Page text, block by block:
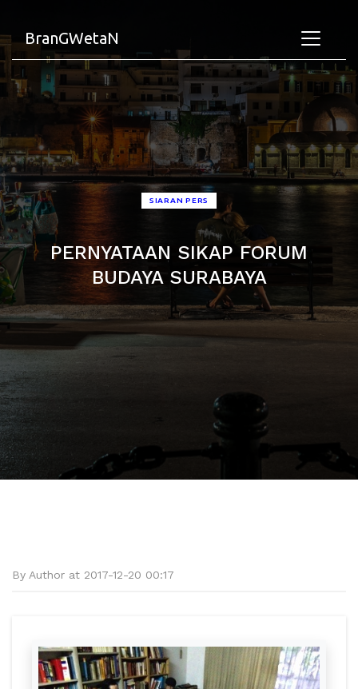
BranGWetaN
SIARAN PERS
PERNYATAAN SIKAP FORUM
BUDAYA SURABAYA
By Author at 2017-12-20 00:17